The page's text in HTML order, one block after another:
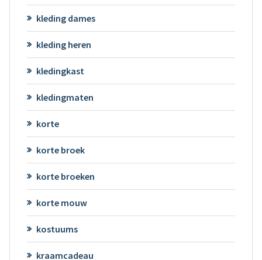
kleding dames
kleding heren
kledingkast
kledingmaten
korte
korte broek
korte broeken
korte mouw
kostuums
kraamcadeau